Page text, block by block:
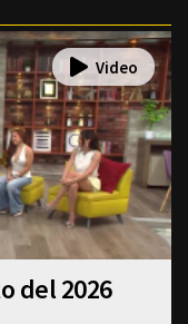
del 2026